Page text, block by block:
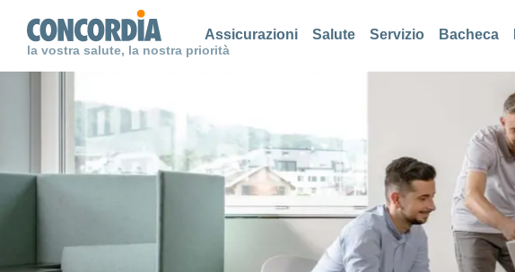
la vostra salute, la nostra priorità
Assicurazioni Salute Servizio Bacheca
Cerca
Cerca
Cerca